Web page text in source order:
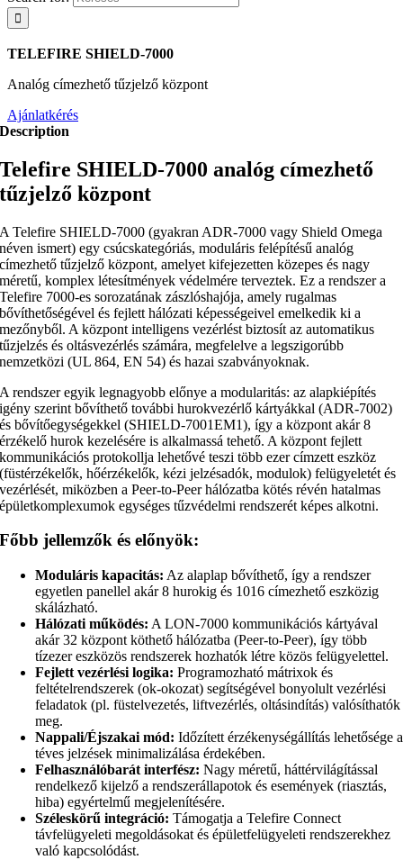
TELEFIRE SHIELD-7000
Analóg címezhető tűzjelző központ
Ajánlatkérés
Description
Telefire SHIELD-7000 analóg címezhető
tűzjelző központ
A Telefire SHIELD-7000 (gyakran ADR-7000 vagy Shield Omega
néven ismert) egy csúcskategóriás, moduláris felépítésű analóg
címezhető tűzjelző központ, amelyet kifejezetten közepes és nagy
méretű, komplex létesítmények védelmére terveztek. Ez a rendszer a
Telefire 7000-es sorozatának zászlóshajója, amely rugalmas
bővíthetőségével és fejlett hálózati képességeivel emelkedik ki a
mezőnyből. A központ intelligens vezérlést biztosít az automatikus
tűzjelzés és oltásvezérlés számára, megfelelve a legszigorúbb
nemzetközi (UL 864, EN 54) és hazai szabványoknak.
A rendszer egyik legnagyobb előnye a modularitás: az alapkiépítés
igény szerint bővíthető további hurokvezérlő kártyákkal (ADR-7002)
és bővítőegységekkel (SHIELD-7001EM1), így a központ akár 8
érzékelő hurok kezelésére is alkalmassá tehető. A központ fejlett
kommunikációs protokollja lehetővé teszi több ezer címzett eszköz
(füstérzékelők, hőérzékelők, kézi jelzésadók, modulok) felügyeletét és
vezérlését, miközben a Peer-to-Peer hálózatba kötés révén hatalmas
épületkomplexumok egységes tűzvédelmi rendszerét képes alkotni.
Főbb jellemzők és előnyök:
Moduláris kapacitás: Az alaplap bővíthető, így a rendszer
egyetlen panellel akár 8 hurokig és 1016 címezhető eszközig
skálázható.
Hálózati működés: A LON-7000 kommunikációs kártyával
akár 32 központ köthető hálózatba (Peer-to-Peer), így több
tízezer eszközös rendszerek hozhatók létre közös felügyelettel.
Fejlett vezérlési logika: Programozható mátrixok és
feltételrendszerek (ok-okozat) segítségével bonyolult vezérlési
feladatok (pl. füstelvezetés, liftvezérlés, oltásindítás) valósíthatók
meg.
Nappali/Éjszakai mód: Időzített érzékenységállítás lehetősége a
téves jelzések minimalizálása érdekében.
Felhasználóbarát interfész: Nagy méretű, háttérvilágítással
rendelkező kijelző a rendszerállapotok és események (riasztás,
hiba) egyértelmű megjelenítésére.
Széleskörű integráció: Támogatja a Telefire Connect
távfelügyeleti megoldásokat és épületfelügyeleti rendszerekhez
való kapcsolódást.